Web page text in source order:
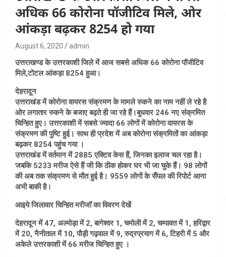
अधिक 66 कोरोना पॉजीटिव मिले, ओर
आंकड़ा बढ़कर 8254 हो गया
August 6, 2020 admin
उत्तराखण्ड के उत्तरकाशी जिले में आज सबसे अधिक 66 कोरोना पॉजीटिव
मिले,टोटल आंकड़ा 8254 हुआ।
देहरादून
उत्तराखंड में कोरोना वायरस संक्रमण के मामले रुकने का नाम नहीं ले रहे है
ओर लगातार रुकने के बजाए बढ़ते ही जा रहे हैं।बुधवार 246 नए संक्रमित
चिन्हित हुए। उत्तरकाशी में सबसे ज्यादा 66 लोगों में कोरोना वायरस के
संक्रमण की पुष्टि हुई। साथ ही प्रदेश में अब कोरोना संक्रमितों का आंकड़ा
बढ़कर 8254 पहुंच गया ।
उत्तराखंड में वर्तमान में 2885 एक्टिव केस हैं, जिनका इलाज चल रहा है।
जबकि 5233 मरीज ऐसे हैं जी कि ठीक होकर घर भी जा चुके हैं। 98 लोगों
की अब तक संक्रमण से मौत हुई है। 9559 लोगों के सैंपल की रिपोर्ट आना
अभी बाकी है।
आइये जिलावार चिन्हित मरीजॉ का विवरण देखें
देहरादून में 47, अल्मोड़ा में 2, बागेश्वर 1, चमोली में 2, चम्पावत में 1, हरिद्वार
में 20, नैनीताल में 10, पौड़ी गढ़वाल में 9, रुद्रप्रयाग में 6, टिहरी में 5 और
अकेले उत्तरकाशी में 66 मरीज चिन्हित हुए ।